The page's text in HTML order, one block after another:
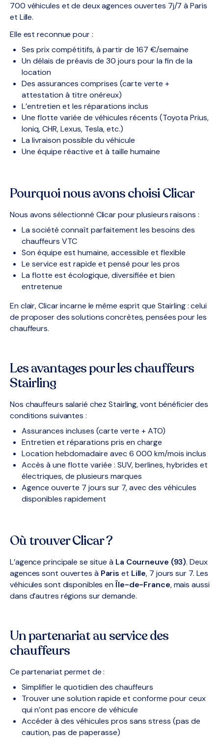
700 véhicules et de deux agences ouvertes 7j/7 à Paris
et Lille.
Elle est reconnue pour :
Ses prix compétitifs, à partir de 167 €/semaine
Un délais de préavis de 30 jours pour la fin de la
location
Des assurances comprises (carte verte +
attestation à titre onéreux)
L’entretien et les réparations inclus
Une flotte variée de véhicules récents (Toyota Prius,
Ioniq, CHR, Lexus, Tesla, etc.)
La livraison possible du véhicule
Une équipe réactive et à taille humaine
Pourquoi nous avons choisi Clicar
Nous avons sélectionné Clicar pour plusieurs raisons :
La société connaît parfaitement les besoins des
chauffeurs VTC
Son équipe est humaine, accessible et flexible
Le service est rapide et pensé pour les pros
La flotte est écologique, diversifiée et bien
entretenue
En clair, Clicar incarne le même esprit que Stairling : celui
de proposer des solutions concrètes, pensées pour les
chauffeurs.
Les avantages pour les chauffeurs
Stairling
Nos chauffeurs salarié chez Stairling, vont bénéficier des
conditions suivantes :
Assurances incluses (carte verte + ATO)
Entretien et réparations pris en charge
Location hebdomadaire avec 6 000 km/mois inclus
Accès à une flotte variée : SUV, berlines, hybrides et
électriques, de plusieurs marques
Agence ouverte 7 jours sur 7, avec des véhicules
disponibles rapidement
Où trouver Clicar ?
L’agence principale se situe à La Courneuve (93). Deux
agences sont ouvertes à Paris et Lille, 7 jours sur 7. Les
véhicules sont disponibles en Île-de-France, mais aussi
dans d’autres régions sur demande.
Un partenariat au service des
chauffeurs
Ce partenariat permet de :
Simplifier le quotidien des chauffeurs
Trouver une solution rapide et conforme pour ceux
qui n’ont pas encore de véhicule
Accéder à des véhicules pros sans stress (pas de
caution, pas de paperasse)